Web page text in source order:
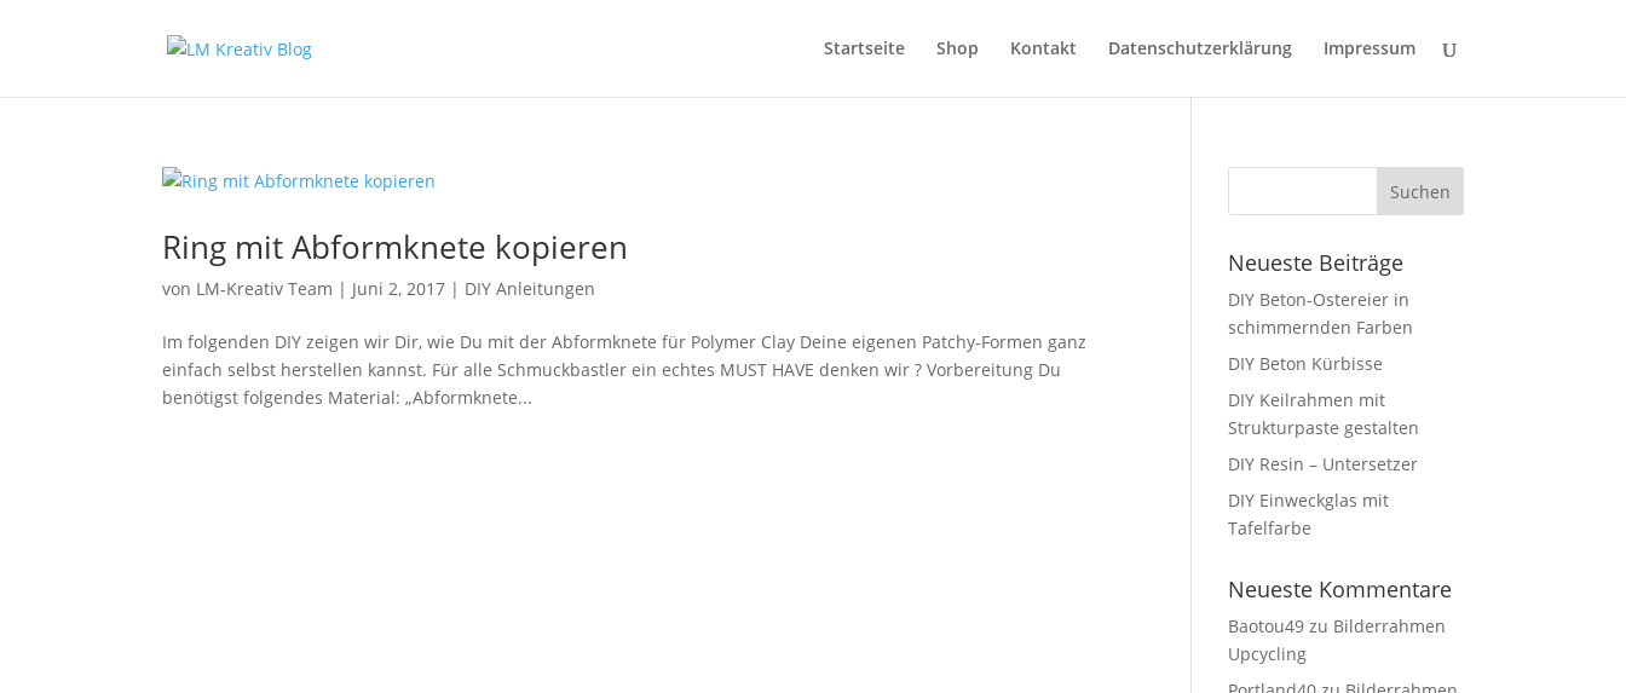
Startseite Shop Kontakt Datenschutzerklärung Impressum
Ring mit Abformknete kopieren
von LM-Kreativ Team | Juni 2, 2017 | DIY Anleitungen
Im folgenden DIY zeigen wir Dir, wie Du mit der Abformknete für Polymer Clay Deine eigenen Patchy-Formen ganz
einfach selbst herstellen kannst. Für alle Schmuckbastler ein echtes MUST HAVE denken wir ? Vorbereitung Du
benötigst folgendes Material: „Abformknete...
Neueste Beiträge
DIY Beton-Ostereier in
schimmernden Farben
DIY Beton Kürbisse
DIY Keilrahmen mit
Strukturpaste gestalten
DIY Resin – Untersetzer
DIY Einweckglas mit
Tafelfarbe
Neueste Kommentare
Baotou49 zu Bilderrahmen
Upcycling